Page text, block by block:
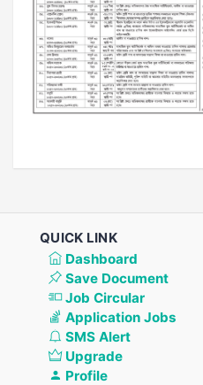
QUICK LINK
Dashboard
Save Document
Job Circular
Application Jobs
SMS Alert
Upgrade
Profile